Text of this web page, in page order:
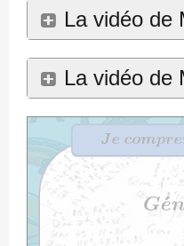
Sujets de bac
Orientation
La vidéo de
La vidéo de